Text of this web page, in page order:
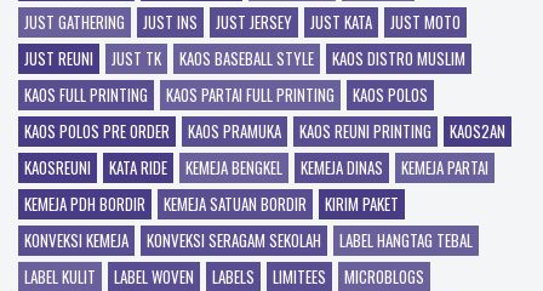
JUST GATHERING
JUST INS JUST JERSEY JUST KATA
JUST MOTO
JUST REUNI
JUST TK KAOS BASEBALL STYLE
KAOS DISTRO MUSLIM
KAOS FULL PRINTING
KAOS PARTAI FULL PRINTING
KAOS POLOS
KAOS POLOS PRE ORDER
KAOS PRAMUKA KAOS REUNI PRINTING
KAOS2AN
KAOSREUNI
KATA RIDE KEMEJA BENGKEL KEMEJA DINAS
KEMEJA PARTAI
KEMEJA PDH BORDIR
KEMEJA SATUAN BORDIR
KIRIM PAKET
KONVEKSI KEMEJA
KONVEKSI SERAGAM SEKOLAH
LABEL HANGTAG TEBAL
LABEL KULIT
LABEL WOVEN LABELS LIMITEES
MICROBLOGS